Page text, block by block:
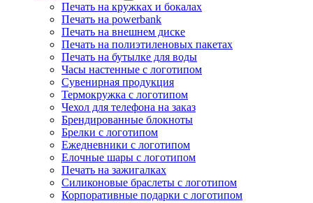
Печать на кружках и бокалах
Печать на powerbank
Печать на внешнем диске
Печать на полиэтиленовых пакетах
Печать на бутылке для воды
Часы настенные с логотипом
Сувенирная продукция
Термокружка с логотипом
Чехол для телефона на заказ
Брендированные блокноты
Брелки с логотипом
Ежедневники с логотипом
Елочные шары с логотипом
Печать на зажигалках
Силиконовые браслеты с логотипом
Корпоративные подарки с логотипом